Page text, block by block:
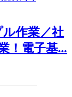
ル作業／社
！電子基...